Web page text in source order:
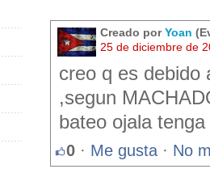
Creado porYoan
25 de diciembre de
creo q es debido
,segun
bateo ojala
0 · Me gusta · No